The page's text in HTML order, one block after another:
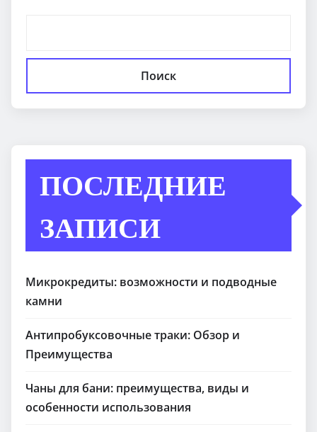
Поиск
ПОСЛЕДНИЕ
ЗАПИСИ
Микрокредиты: возможности и подводные
камни
Антипробуксовочные траки: Обзор и
Преимущества
Чаны для бани: преимущества, виды и
особенности использования